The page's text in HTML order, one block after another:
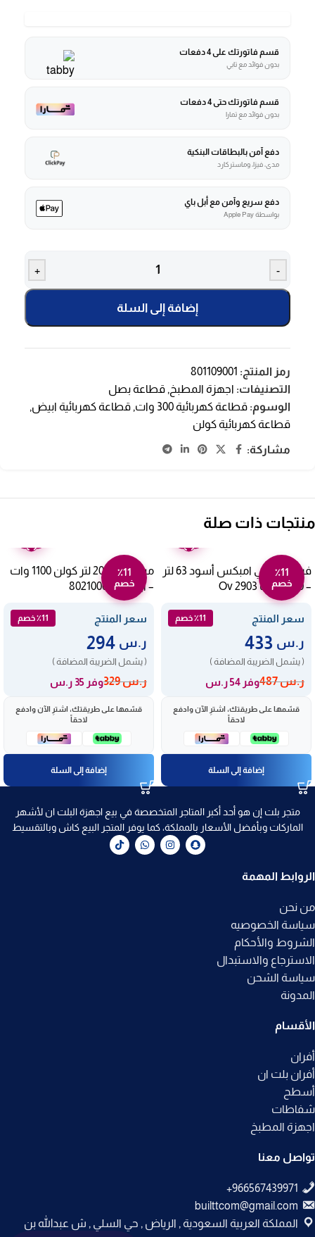
قسم فاتورتك على 4 دفعات
بدون فوائد مع تابي
قسم فاتورتك حتى 4 دفعات
بدون فوائد مع تمارا
دفع آمن بالبطاقات البنكية
مدى، فيزا، وماستركارد
دفع سريع وآمن مع أبل باي
بواسطة Apple Pay
-
+
إضافة إلى السلة
رمز المنتج: 801109001
التصنيفات: اجهزة المطبخ , قطاعة بصل
الوسوم: قطاعة كهربائية 300 وات , قطاعة كهربائية ابيض,
قطاعة كهربائية كولن
مشاركة:
منتجات ذات صلة
٪11
خصم
فرن كهربائي امبكس أسود 63 لتر
– 2200 وات Ov 2903
سعر المنتج ٪11 خصم
ر.س
( يشمل الضريبة المضافة )
ر.س487 وفر 54 ر.س
قسّمها على طريقتك، اشترِ الآن وادفع
لاحقاً
إضافة إلى السلة
٪11
خصم
ميكروويف 20 لتر كولن 1100 وات
– أبيض 802100002
سعر المنتج ٪11 خصم
ر.س
( يشمل الضريبة المضافة )
ر.س329 وفر 35 ر.س
قسّمها على طريقتك، اشترِ الآن وادفع
لاحقاً
إضافة إلى السلة
متجر بلت إن هو أحد أكبر المتاجر المتخصصة في بيع اجهزة البلت ان لأشهر
الماركات وبأفضل الأسعار بالمملكة، كما يوفر المتجر البيع كاش وبالتقسيط
الروابط المهمة
من نحن
سياسة الخصوصيه
الشروط والأحكام
الاسترجاع والاستبدال
سياسة الشحن
المدونة
الأقسام
أفران
أفران بلت ان
أسطح
شفاطات
اجهزة المطبخ
تواصل معنا
builttcom@gmail.com
المملكة العربية السعودية , الرياض , حي السلي , ش عبدالله بن